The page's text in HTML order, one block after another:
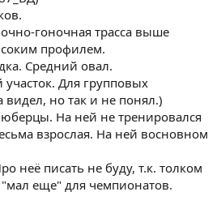
гоночная трасса выше
профилем.
Средний овал.
участок. Для групповых
но так и не понял.)
На ней не тренировался
взрослая. На ней восновном
неё писать не буду, т.к. толком
"мал еще" для чемпионатов.